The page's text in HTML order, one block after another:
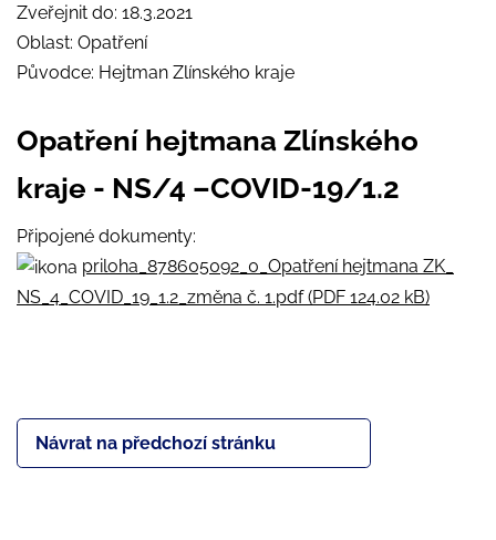
Zveřejnit do: 18.3.2021
Oblast: Opatření
Původce: Hejtman Zlínského kraje
Opatření hejtmana Zlínského
kraje - NS/4 –COVID-19/1.2
Připojené dokumenty:
priloha_878605092_0_Opatření hejtmana ZK_
NS_4_COVID_19_1.2_změna č. 1.pdf (PDF 124.02 kB)
Návrat na předchozí stránku